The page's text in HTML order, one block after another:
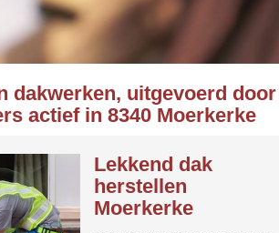
dakwerken, uitgevoerd door
actief in 8340 Moerkerke
Lekkend dak
herstellen
Moerkerke